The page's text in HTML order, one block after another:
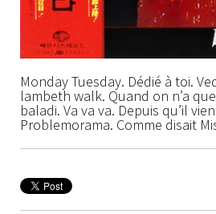
Monday Tuesday. Dédié à toi.
lambeth walk. Quand on n’a
baladi. Va va va. Depuis qu’il
Problemorama. Comme disait